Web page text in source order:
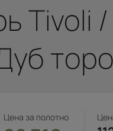
Tivoli
Цена за полотно